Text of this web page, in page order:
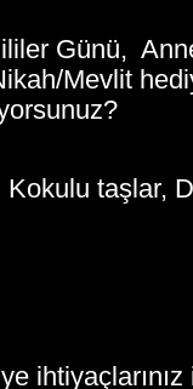
Günü,
Mevlit
Kokulu taşlar,